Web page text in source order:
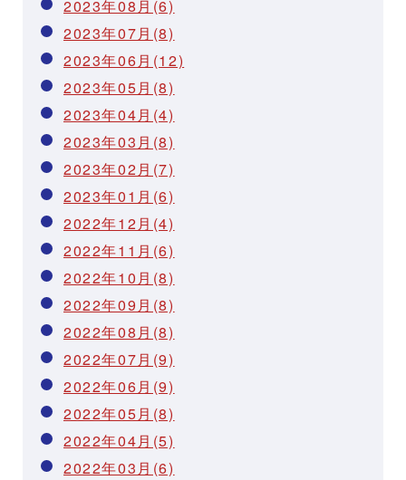
2023年08月(6)
2023年07月(8)
2023年06月(12)
2023年05月(8)
2023年04月(4)
2023年03月(8)
2023年02月(7)
2023年01月(6)
2022年12月(4)
2022年11月(6)
2022年10月(8)
2022年09月(8)
2022年08月(8)
2022年07月(9)
2022年06月(9)
2022年05月(8)
2022年04月(5)
2022年03月(6)